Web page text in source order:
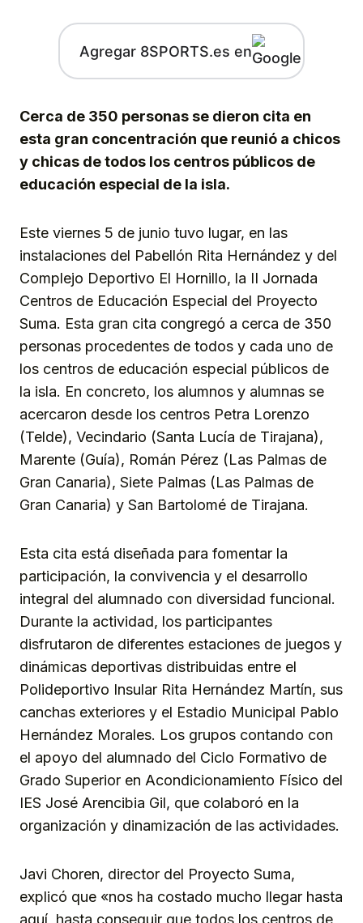
Agregar 8SPORTS.es en
Cerca de 350 personas se dieron cita en
esta gran concentración que reunió a chicos
y chicas de todos los centros públicos de
educación especial de la isla.
Este viernes 5 de junio tuvo lugar, en las
instalaciones del Pabellón Rita Hernández y del
Complejo Deportivo El Hornillo, la II Jornada
Centros de Educación Especial del Proyecto
Suma. Esta gran cita congregó a cerca de 350
personas procedentes de todos y cada uno de
los centros de educación especial públicos de
la isla. En concreto, los alumnos y alumnas se
acercaron desde los centros Petra Lorenzo
(Telde), Vecindario (Santa Lucía de Tirajana),
Marente (Guía), Román Pérez (Las Palmas de
Gran Canaria), Siete Palmas (Las Palmas de
Gran Canaria) y San Bartolomé de Tirajana.
Esta cita está diseñada para fomentar la
participación, la convivencia y el desarrollo
integral del alumnado con diversidad funcional.
Durante la actividad, los participantes
disfrutaron de diferentes estaciones de juegos y
dinámicas deportivas distribuidas entre el
Polideportivo Insular Rita Hernández Martín, sus
canchas exteriores y el Estadio Municipal Pablo
Hernández Morales. Los grupos contando con
el apoyo del alumnado del Ciclo Formativo de
Grado Superior en Acondicionamiento Físico del
IES José Arencibia Gil, que colaboró en la
organización y dinamización de las actividades.
Javi Choren, director del Proyecto Suma,
explicó que «nos ha costado mucho llegar hasta
aquí, hasta conseguir que todos los centros de